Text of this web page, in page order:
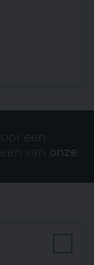
een
van onze